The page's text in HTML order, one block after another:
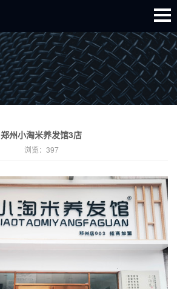
郑州小淘米养发馆3店
浏览： 397